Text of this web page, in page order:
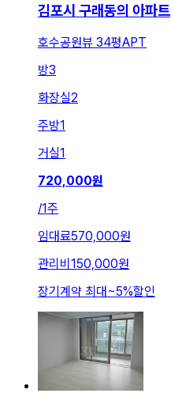
김포시 구래동의 아파트
호수공원뷰 34평APT
방3
화장실2
주방1
거실1
720,000원
/1주
임대료570,000원
관리비 150,000원
장기계약 최대~5%할인